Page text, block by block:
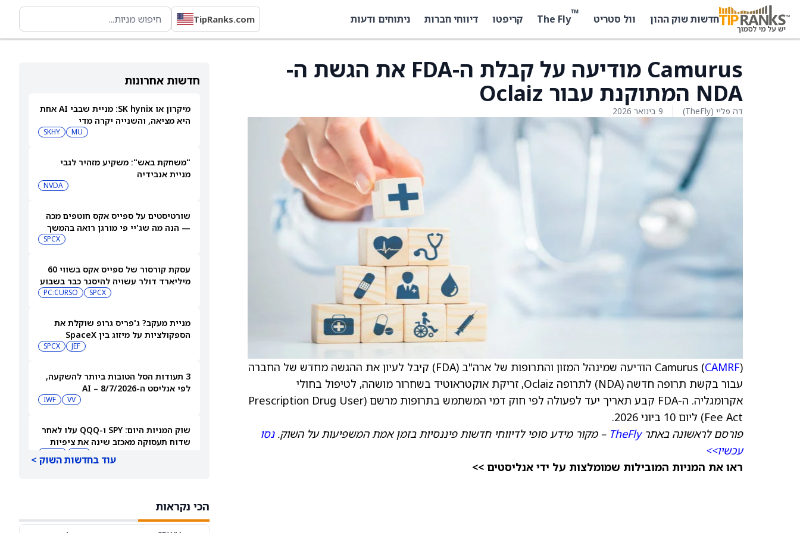
חדשות שוק ההון וול סטריט ™
The Fly קריפטו דיווחי חברות ניתוחים ודעות TipRanks.com
חדשות אחרונות
מיקרון או SK hynix: מניית שבבי AI אחת
היא מציאה, והשנייה יקרה מדי
MU
SKHY
"משחקת באש": משקיע מזהיר לגבי
מניית אנבידיה
NVDA
שורטיסטים על ספייס אקס חוטפים מכה
— הנה מה שג'יי פי מורגן רואה בהמשך
SPCX
עסקת קורסור של ספייס אקס בשווי 60
מיליארד דולר עשויה להיסגר כבר בשבוע
SPCX
PC:CURSO
מניית מעקב? ג'פריס גרופ שוקלת את
הספקולציות על מיזוג בין SpaceX
JEF
SPCX
3 תעודות הסל הטובות ביותר להשקעה,
לפי אנליסט ה-AI – 8/7/2026
VV
IWF
שוק המניות היום: SPY ו-QQQ עלו לאחר
שדוח תעסוקה מאכזב שינה את ציפיות
עוד בחדשות השוק >
הכי נקראות
Camurus מודיעה על קבלת ה-FDA את הגשת ה-
NDA המתוקנת עבור Oclaiz
דה פליי (TheFly) 9 בינואר 2026
Camurus (CAMRF
) הודיעה שמינהל המזון והתרופות של ארה"ב (FDA) קיבל לעיון את ההגשה מחדש של החברה
עבור בקשת תרופה חדשה (NDA) לתרופה Oclaiz, זריקת אוקטראוטיד בשחרור מושהה, לטיפול בחולי
אקרומגליה. ה-FDA קבע תאריך יעד לפעולה לפי חוק דמי המשתמש בתרופות מרשם (Prescription Drug User
Fee Act) ליום 10 ביוני 2026.
פורסם לראשונה באתרTheFly – מקור מידע סופי לדיווחי חדשות פיננסיות בזמן אמת המשפיעות על השוק.נסו
עכשיו>>
ראו את המניות המובילות שמומלצות על ידי אנליסטים >>